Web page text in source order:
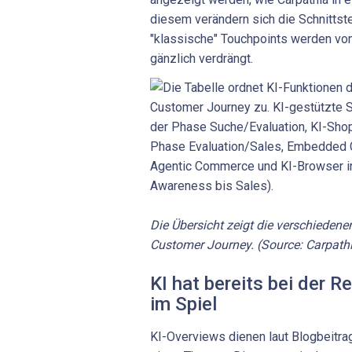
diesem verändern sich die
"klassische" Touchpoints werden
gänzlich verdrängt.
Die Übersicht zeigt die
Customer Journey. (Source:
KI hat bereits bei der
im Spiel
KI-Overviews dienen laut